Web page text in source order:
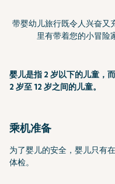
带婴幼儿旅行既令人兴奋又
里有带着您的小冒险
婴儿是指 2 岁以下的儿童，
2 岁至 12 岁之间的儿童。
乘机准备
为了婴儿的安全，婴儿只有
体检。